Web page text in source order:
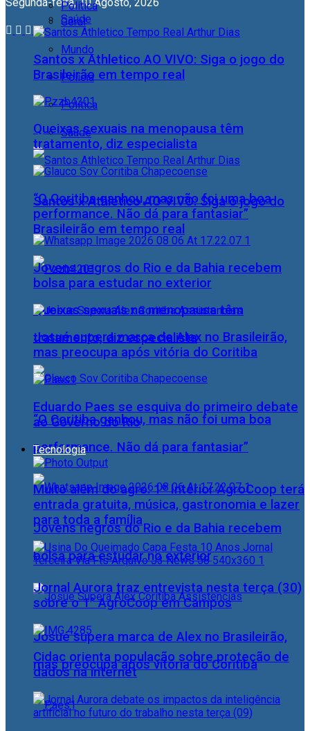
Geral
Mundo
Polícia
Política
Saúde
Santos x Athletico AO VIVO: Siga o jogo do
Brasileirão em tempo real
Queixas sexuais na menopausa têm
tratamento, diz especialista
“O Coritiba ganhou, mas não foi uma boa
performance. Não dá para fantasiar”
Jovens negros do Rio e da Bahia recebem
bolsa para estudar no exterior
Josué supera marca de Alex no Brasileirão,
mas preocupa após vitória do Coritiba
Política
Saúde
Santos x Athletico AO VIVO: Siga o jogo do
Brasileirão em tempo real
Queixas sexuais na menopausa têm
tratamento, diz especialista
“O Coritiba ganhou, mas não foi uma boa
performance. Não dá para fantasiar”
Jovens negros do Rio e da Bahia recebem
bolsa para estudar no exterior
Josué supera marca de Alex no Brasileirão,
mas preocupa após vitória do Coritiba
Eduardo Paes se esquiva do primeiro debate
ao Governo do Rio
Tecnologia
Muito além do agro: 1º Interior AgroCoop terá
entrada gratuita, música, gastronomia e lazer
para toda a família
Jornal Aurora traz entrevista nesta terça (30)
sobre o 1° AgroCoop em Campos
Cidac orienta população sobre proteção de
dados na internet